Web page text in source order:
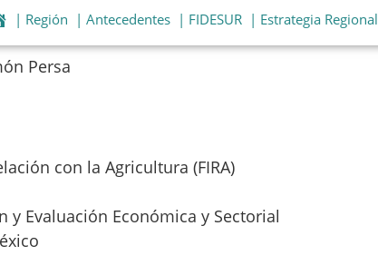
| Región | Antecedentes | FIDESUR | Estrategia Regional
Persa
con la Agricultura (FIRA)
Evaluación Económica y Sectorial